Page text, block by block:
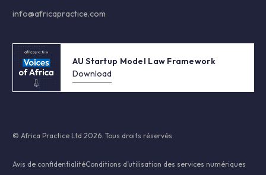
info@africapractice.com
AU Startup Model Law Framework
Download
© Africa Practice Ltd 2026. Tous droits réservés.
Avis de confidentialitéConditions d’utilisation des services numériques